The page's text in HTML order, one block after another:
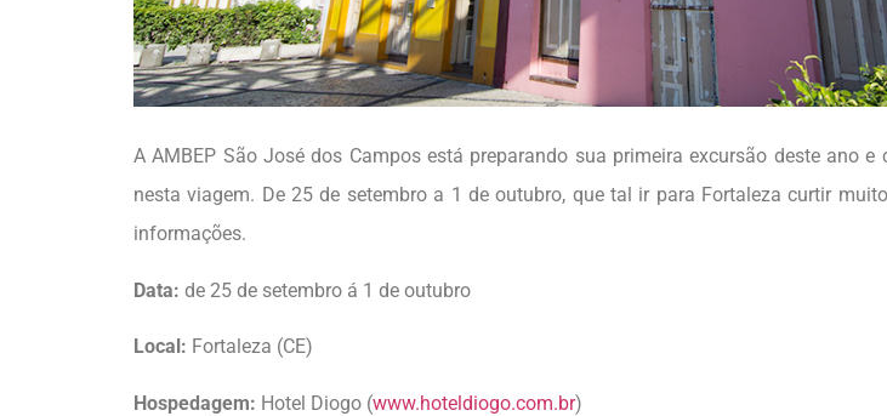
A AMBEP São José dos Campos está preparando sua primeira excursão deste ano
nesta viagem. De 25 de setembro a 1 de outubro, que tal ir para Fortaleza curtir
informações.
Data: de 25 de setembro á 1 de outubro
Local: Fortaleza (CE)
Hospedagem: Hotel Diogo (www.hoteldiogo.com.br)